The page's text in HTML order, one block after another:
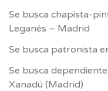
Se busca chapista-
Leganés – Madrid
Se busca patronista
Se busca
Xanadú (Madrid)